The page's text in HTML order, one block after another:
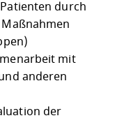
durch
mit
anderen
der